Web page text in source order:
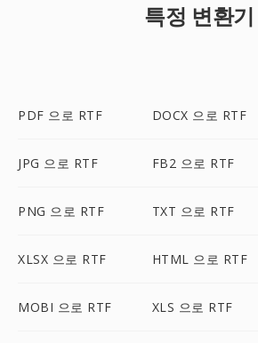
특정 변환기
PDF 으로 RTF DOCX 으로 RTF
JPG 으로 RTF FB2 으로 RTF
PNG 으로 RTF TXT 으로 RTF
XLSX 으로 RTF HTML 으로 RTF
MOBI 으로 RTF XLS 으로 RTF